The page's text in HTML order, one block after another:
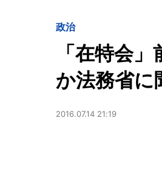
政治
「在特会
か法務省に
2016.07.14 21:19